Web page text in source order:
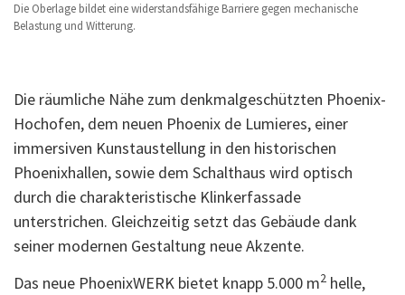
Die Oberlage bildet eine widerstandsfähige Barriere gegen mechanische
Belastung und Witterung.
Die räumliche Nähe zum denkmalgeschützten Phoenix-
Hochofen, dem neuen Phoenix de Lumieres, einer
immersiven Kunstaustellung in den historischen
Phoenixhallen, sowie dem Schalthaus wird optisch
durch die charakteristische Klinkerfassade
unterstrichen. Gleichzeitig setzt das Gebäude dank
seiner modernen Gestaltung neue Akzente.
Das neue PhoenixWERK bietet knapp 5.000 m2 helle,